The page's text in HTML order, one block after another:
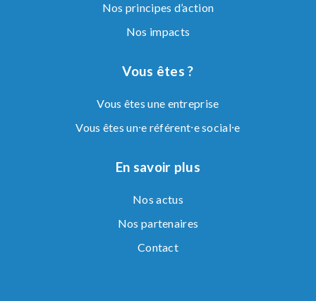
Nos principes d’action
Nos impacts
Vous êtes ?
Vous êtes une entreprise
Vous êtes un⸱e référent⸱e social⸱e
En savoir plus
Nos actus
Nos partenaires
Contact